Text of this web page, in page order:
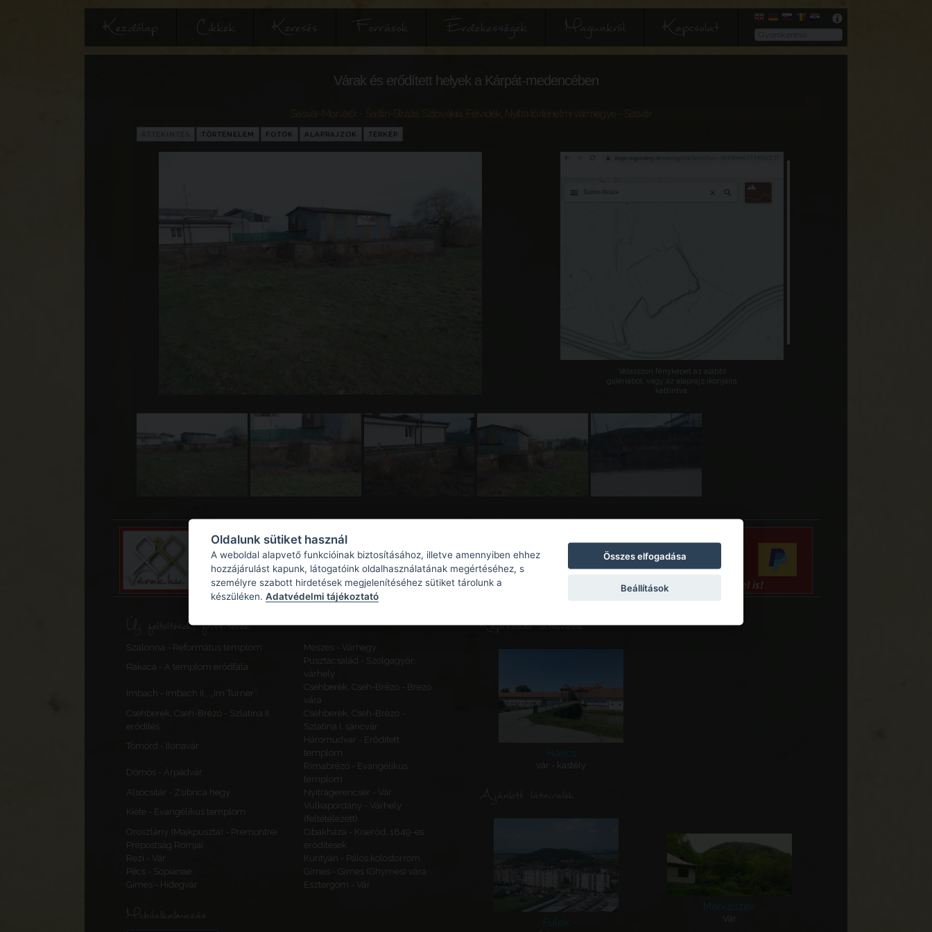
Kezdőlap Cikkek Keresés Források Érdekességek Magunkról Kapcsolat
Várak és erődített helyek a Kárpát-medencében
Sasvár-Morvaőr - Šaštín-Stráže Szlovákia Nyitra történelmi vármegye - Sasvár
TÖRTÉNELEM FOTÓK ALAPRAJZOK TÉRKÉP
Válasszon fényképet az alábbi
galériából, vagy az alaprajz ikonjaira
kattintva.
Új feltöltések, frissítések
Szalonna - Református templom
Meszes - Várhegy
Rakaca - A templom erődfala
Pusztacsalád - Szolgagyőr,
várhely
Imbach - Imbach II., „Im Turner”
Csehberek, Cseh-Brézó - Brezó
vára
Csehberek, Cseh-Brézó - Szlatina II.
erődítés
Csehberek, Cseh-Brézó -
Szlatina I. sáncvár
Tömörd - Ilonavár
Háromudvar - Erődített
templom
Dömös - Árpádvár
Rimabrézó - Evangélikus
templom
Alsócsitár - Zsibrica hegy
Nyitragerencsér - Vár
Kiéte - Evangélikus templom
Vulkapordány - Várhely
(feltételezett)
Oroszlány (Majkpuszta) - Premontrei
Prépostság Romjai
Cibakháza - Kiserőd, 1849-es
erődítések
Rezi - Vár
Kurityán - Pálos kolostorrom
Pécs - Sopianae
Gímes - Gímes (Ghymes) vára
Gímes - Hidegvár
Esztergom - Vár
Mobilalkalmazás
Kapcsolódó látnivalók
Holics
vár - kastély
Ajánlott látnivalók
Fülek
Márkaszék
Vár
Oldalunk sütiket használ
A weboldal alapvető funkcióinak biztosításához, illetve amennyiben ehhez
hozzájárulást kapunk, látogatóink oldalhasználatának megértéséhez, s
személyre szabott hirdetések megjelenítéséhez sütiket tárolunk a
készüléken. Adatvédelmi tájékoztató
Összes elfogadása
Beállítások